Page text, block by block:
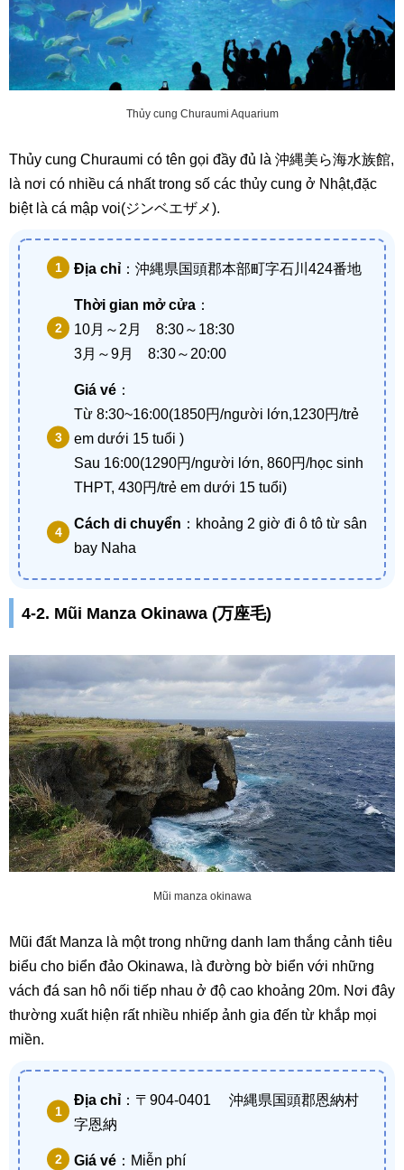
Thủy cung Churaumi Aquarium
Thủy cung Churaumi có tên gọi đầy đủ là 沖縄美ら海水族館,
là nơi có nhiều cá nhất trong số các thủy cung ở Nhật,đặc
biệt là cá mập voi(ジンベエザメ).
Địa chỉ ：沖縄県国頭郡本部町字石川424番地
Thời gian mở cửa ：
10月～2月 8:30～18:30
3月～9月 8:30～20:00
Giá vé ：
Từ 8:30~16:00(1850円/người lớn,1230円/trẻ
em dưới 15 tuổi )
Sau 16:00(1290円/người lớn, 860円/học sinh
THPT, 430円/trẻ em dưới 15 tuổi)
Cách di chuyển ：khoảng 2 giờ đi ô tô từ sân
bay Naha
4-2. Mũi Manza Okinawa (万座毛)
Mũi manza okinawa
Mũi đất Manza là một trong những danh lam thắng cảnh tiêu
biểu cho biển đảo Okinawa, là đường bờ biển với những
vách đá san hô nối tiếp nhau ở độ cao khoảng 20m. Nơi đây
thường xuất hiện rất nhiều nhiếp ảnh gia đến từ khắp mọi
miền.
Địa chỉ ：〒904-0401 沖縄県国頭郡恩納村
字恩納
Giá vé ：Miễn phí